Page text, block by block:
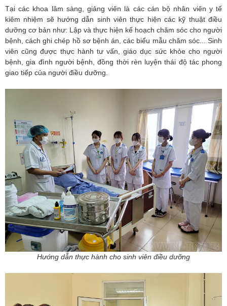
Tại các khoa lâm sàng, giảng viên là các cán bộ nhân viên y tế
kiêm nhiệm sẽ hướng dẫn sinh viên thực hiện các kỹ thuật điều
dưỡng cơ bản như: Lập và thực hiện kế hoạch chăm sóc cho người
bệnh, cách ghi chép hồ sơ bệnh án, các biểu mẫu chăm sóc... Sinh
viên cũng được thực hành tư vấn, giáo dục sức khỏe cho người
bệnh, gia đình người bệnh, đồng thời rèn luyện thái độ tác phong
giao tiếp của người điều dưỡng.
Hướng dẫn thực hành cho sinh viên điều dưỡng